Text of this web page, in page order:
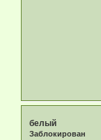
белый
Заблокирован